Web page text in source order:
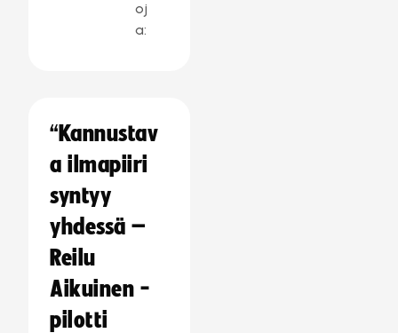
oj
a:
“Kannustav
a ilmapiiri
syntyy
yhdessä –
Reilu
Aikuinen -
pilotti